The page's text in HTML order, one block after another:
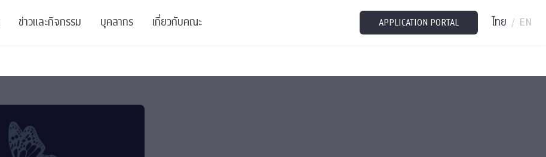
บัณฑิตศึกษา
หลักสูตรปริญญาโทและ
PSY Stats Clinic
ข่าวและกิจกรรม
เสวนาและบรรยายพิเศษ
บุคลากร
เจ้าหน้าที่
เกี่ยวกับคณะ APPLICATION PORTAL ไทย / EN